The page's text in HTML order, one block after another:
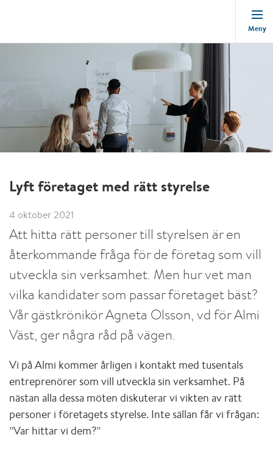
Meny
Lyft företaget med rätt styrelse
4 oktober 2021
Att hitta rätt personer till styrelsen är en
återkommande fråga för de företag som vill
utveckla sin verksamhet. Men hur vet man
vilka kandidater som passar företaget bäst?
Vår gästkrönikör Agneta Olsson, vd för Almi
Väst, ger några råd på vägen.
Vi på Almi kommer årligen i kontakt med tusentals
entreprenörer som vill utveckla sin verksamhet. På
nästan alla dessa möten diskuterar vi vikten av rätt
personer i företagets styrelse. Inte sällan får vi frågan:
”Var hittar vi dem?”